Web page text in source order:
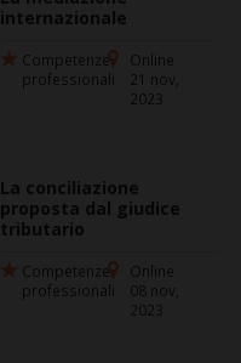
internazionale
Competenze
professionali
Online
21 nov,
2023
La conciliazione
proposta dal giudice
tributario
Competenze
professionali
Online
08 nov,
2023